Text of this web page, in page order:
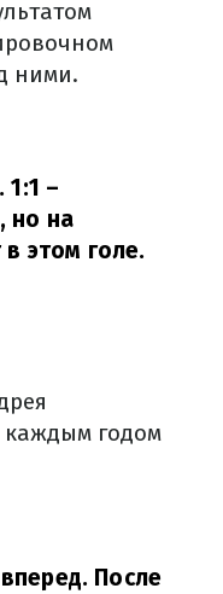
ними.
–
но на
этом голе.
каждым годом
После